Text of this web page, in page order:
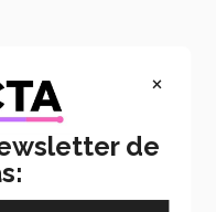
LEER: ×
de